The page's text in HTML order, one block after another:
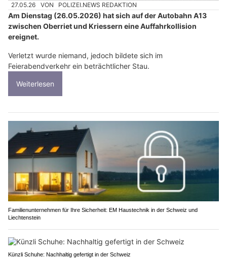
27.05.26 VON POLIZEI.NEWS REDAKTION
Am Dienstag (26.05.2026) hat sich auf der Autobahn A13
zwischen Oberriet und Kriessern eine Auffahrkollision
ereignet.
Verletzt wurde niemand, jedoch bildete sich im
Feierabendverkehr ein beträchtlicher Stau.
Weiterlesen
Familienunternehmen für Ihre Sicherheit: EM Haustechnik in der Schweiz und
Liechtenstein
Künzli Schuhe: Nachhaltig gefertigt in der Schweiz